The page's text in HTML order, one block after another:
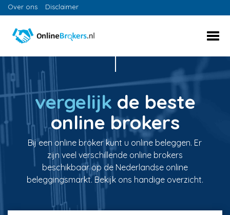
Over ons Disclaimer
vergelijk de beste
online brokers
Bij een online broker kunt u online beleggen. Er
zijn veel verschillende online brokers
beschikbaar op de Nederlandse online
beleggingsmarkt. Bekijk ons handige overzicht.